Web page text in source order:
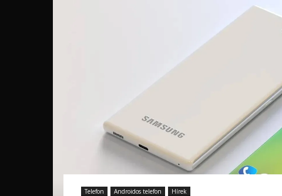
Telefon Androidos telefon Hírek